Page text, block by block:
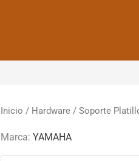
Inicio / Hardware/ Soporte
Marca: YAMAHA